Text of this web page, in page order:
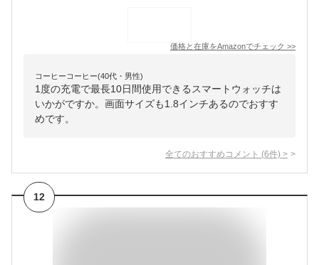
価格と在庫をAmazonでチェック >>
コーヒーコーヒー(40代・男性)
1度の充電で最長10日間使用できるスマートウォッチは
いかがですか。画面サイズも1.8インチあるのでおすす
めです。
全てのおすすめコメント (6件) >
12